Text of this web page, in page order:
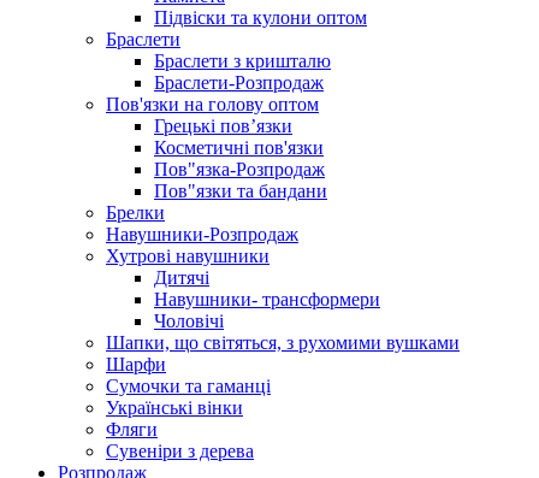
Підвіски та кулони оптом
Браслети
Браслети з кришталю
Браслети-Розпродаж
Пов'язки на голову оптом
Грецькі пов’язки
Косметичні пов'язки
Пов"язка-Розпродаж
Пов"язки та бандани
Брелки
Навушники-Розпродаж
Хутрові навушники
Дитячі
Навушники- трансформери
Чоловічі
Шапки, що світяться, з рухомими вушками
Шарфи
Сумочки та гаманці
Українські вінки
Фляги
Сувеніри з дерева
Розпродаж